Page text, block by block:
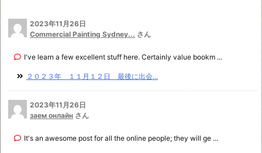
2023年11月26日
Commercial Painting Sydney... さん
I've learn a few excellent stuff here. Certainly value bookm ...
２０２３年 １１月１２日 最後に出会...
2023年11月26日
заем онлайн さん
It's an awesome post for all the online people; they will ge ...